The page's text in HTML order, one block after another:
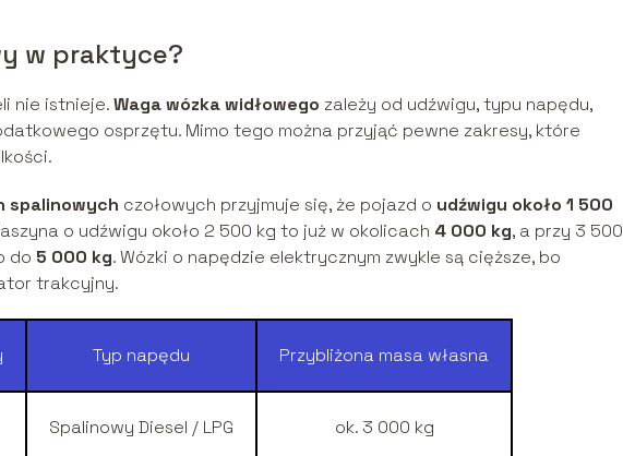
w praktyce?
nie istnieje.Waga wózka widłowego zależy od udźwigu, typu napędu,
osprzętu. Mimo tego można przyjąć pewne zakresy, które
spalinowych czołowych przyjmuje się, że pojazd o udźwigu około 1 500
o udźwigu około 2 500 kg to już w okolicach 4 000 kg, a przy 3 500
do 5 000 kg. Wózki o napędzie elektrycznym zwykle są cięższe, bo
trakcyjny.
Typ napędu Przybliżona masa własna
Spalinowy Diesel / LPG ok. 3 000 kg